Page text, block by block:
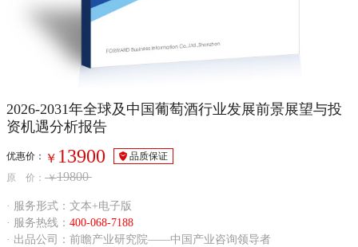
2026-2031年全球及中国葡萄酒行业发展前景展望与投
资机遇分析报告
优惠价： ￥ 13900
品质保证
原 价： ￥19800
· 服务形式：文本+电子版
· 服务热线： 400-068-7188
· 出品公司：前瞻产业研究院——中国产业咨询领导者